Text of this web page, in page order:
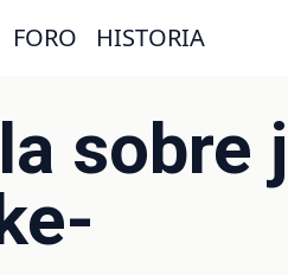
FORO HISTORIA
sobre